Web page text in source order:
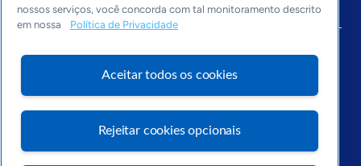
Arquivo
nossos serviços, você concorda com tal monitoramento descrito
em nossa
Política de Privacidade
Aceitar todos os cookies
Rejeitar cookies opcionais